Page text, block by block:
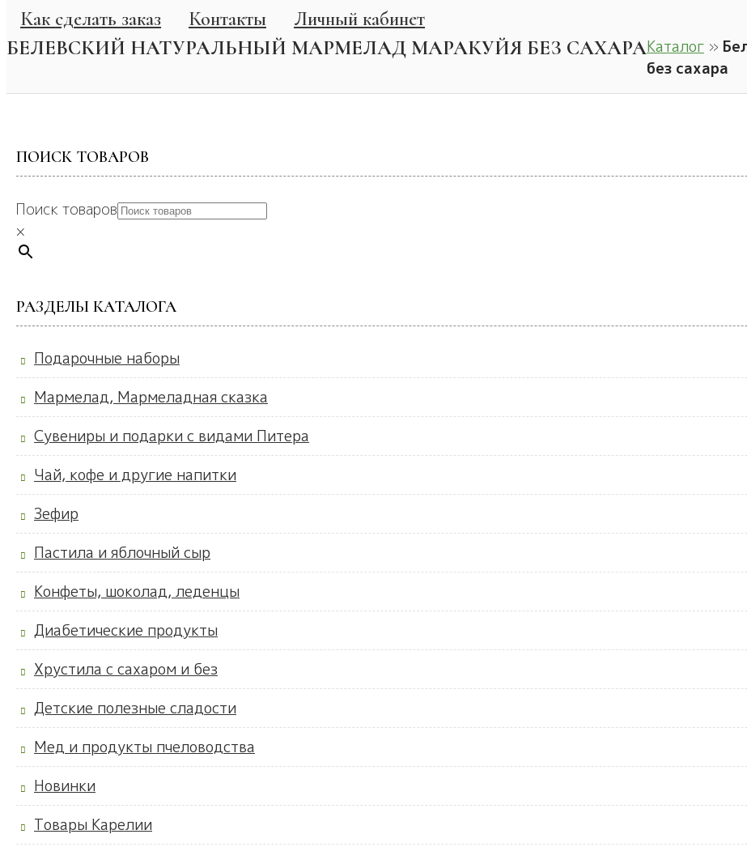
Как сделать заказ
Контакты Личный кабинет
БЕЛЕВСКИЙ НАТУРАЛЬНЫЙ МАРМЕЛАД МАРАКУЙЯ БЕЗ САХАРАКаталог »
без сахара
ПОИСК ТОВАРОВ
Поиск товаров
×
РАЗДЕЛЫ КАТАЛОГА
Подарочные наборы
Мармелад, Мармеладная сказка
Сувениры и подарки с видами Питера
Чай, кофе и другие напитки
Зефир
Пастила и яблочный сыр
Конфеты, шоколад, леденцы
Диабетические продукты
Хрустила с сахаром и без
Детские полезные сладости
Мед и продукты пчеловодства
Новинки
Товары Карелии